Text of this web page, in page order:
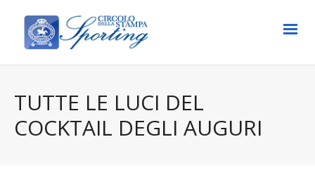
TUTTE LE LUCI DEL
COCKTAIL DEGLI AUGURI